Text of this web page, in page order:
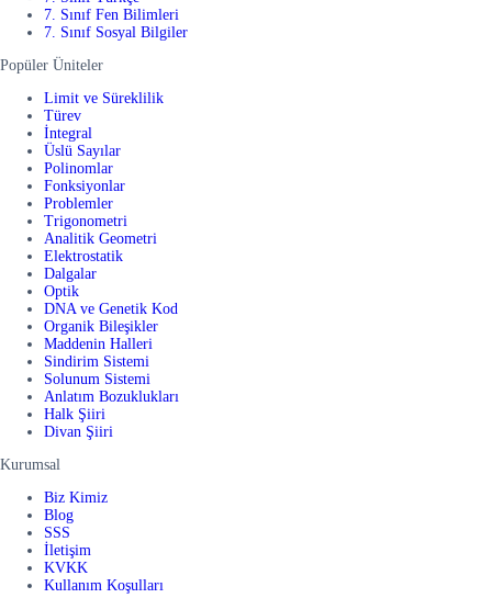
7. Sınıf Fen Bilimleri
7. Sınıf Sosyal Bilgiler
Popüler Üniteler
Limit ve Süreklilik
Türev
İntegral
Üslü Sayılar
Polinomlar
Fonksiyonlar
Problemler
Trigonometri
Analitik Geometri
Elektrostatik
Dalgalar
Optik
DNA ve Genetik Kod
Organik Bileşikler
Maddenin Halleri
Sindirim Sistemi
Solunum Sistemi
Anlatım Bozuklukları
Halk Şiiri
Divan Şiiri
Kurumsal
Biz Kimiz
Blog
SSS
İletişim
KVKK
Kullanım Koşulları